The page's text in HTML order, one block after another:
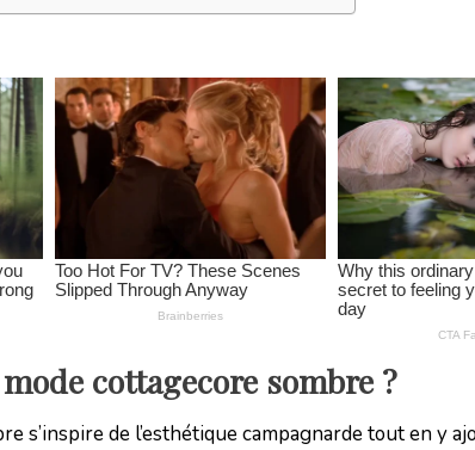
cottagecore sombre ?
s’inspire de l’esthétique campagnarde tout en y